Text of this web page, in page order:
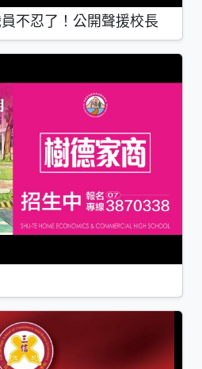
不忍了！公開聲援校長